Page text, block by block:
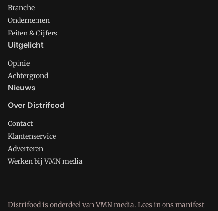
Branche
Ondernemen
Feiten & Cijfers
Uitgelicht
Opinie
Achtergrond
Nieuws
Over Distrifood
Contact
Klantenservice
Adverteren
Werken bij VMN media
Distrifood is onderdeel van VMN media. Lees inons manifest